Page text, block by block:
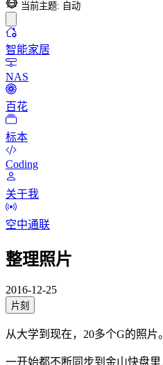
当前主题: 自动
智能家居
NAS
百花
标本
Coding
关于我
空中通联
整理照片
2016-12-25
片刻
从大学到现在，20多个G的照片。
一开始都不断同步到金山快盘